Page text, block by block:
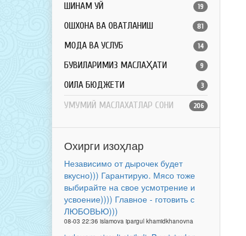
ШИНАМ УЙ 19
ОШХОНА ВА ОВҚАТЛАНИШ 81
МОДА ВА УСЛУБ 14
БУВИЛАРИМИЗ МАСЛАҲАТИ 9
ОИЛА БЮДЖЕТИ 3
УМУМИЙ МАСЛАХАТЛАР СОНИ 206
Охирги изоҳлар
Независимо от дырочек будет
вкусно))) Гарантирую. Мясо тоже
выбирайте на свое усмотрение и
усвоение)))) Главное - готовить с
ЛЮБОВЬЮ)))
08-03 22:36 islamova ipargul khamidkhanovna